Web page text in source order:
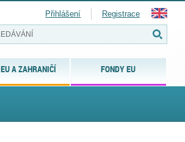
EU A ZAHRANIČÍ FONDY EU
Přihlášení Registrace